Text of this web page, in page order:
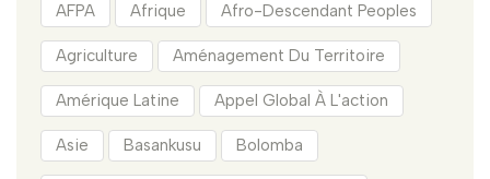
AFPA Afrique Afro-Descendant Peoples
Agriculture Aménagement Du Territoire
Amérique Latine Appel Global À L'action
Asie Basankusu Bolomba